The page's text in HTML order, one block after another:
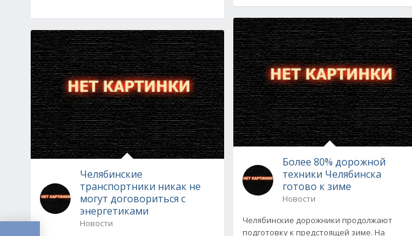
Челябинские
транспортники никак не
могут договориться с
энергетиками
Новости
Более 80% дорожной
техники Челябинска
готово к зиме
Новости
Челябинские дорожники продолжают
подготовку к предстоящей зиме. На